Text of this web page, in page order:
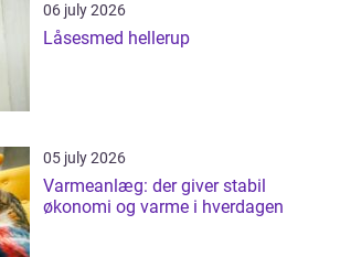
06 july 2026
Låsesmed hellerup
05 july 2026
Varmeanlæg: der giver stabil
økonomi og varme i hverdagen